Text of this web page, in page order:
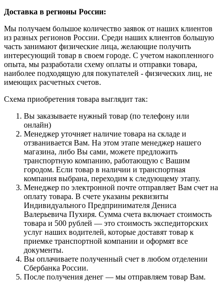
Доставка в регионы России:
Мы получаем большое количество заявок от наших клиентов
из разных регионов России. Среди наших клиентов большую
часть занимают физические лица, желающие получить
интересующий товар в своем городе. С учетом накопленного
опыта, мы разработали схему оплаты и отправки товара,
наиболее подходящую для покупателей - физических лиц, не
имеющих расчетных счетов.
Схема приобретения товара выглядит так:
Вы заказываете нужный товар (по телефону или
онлайн)
Менеджер уточняет наличие товара на складе и
отзванивается Вам. На этом этапе менеджер нашего
магазина, либо Вы сами, можете предложить
транспортную компанию, работающую с Вашим
городом. Если товар в наличии и транспортная
компания выбрана, переходим к следующему этапу.
Менеджер по электронной почте отправляет Вам счет на
оплату товара. В счете указаны реквизиты
Индивидуального Предпринимателя Дениса
Валерьевича Пухиря. Сумма счета включает стоимость
товара и 500 рублей — это стоимость экспедиторских
услуг наших водителей, которые доставят товар к
приемке транспортной компании и оформят все
документы.
Вы оплачиваете полученный счет в любом отделении
Сбербанка России.
После получения денег — мы отправляем товар Вам.